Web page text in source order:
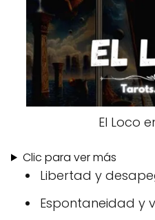
El Loco
Clic para ver más
Libertad y
Espontaneidad y